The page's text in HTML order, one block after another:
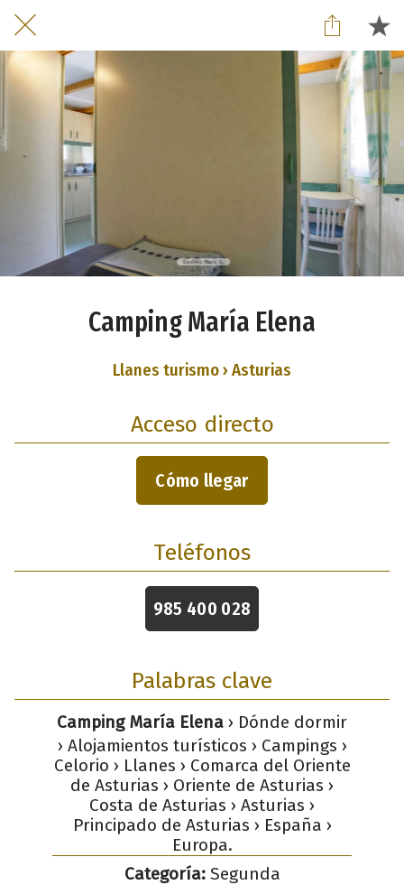
Camping María Elena
Llanes turismo › Asturias
Acceso directo
Cómo llegar
Teléfonos
985 400 028
Palabras clave
Camping María Elena › Dónde dormir
› Alojamientos turísticos › Campings ›
Celorio › Llanes › Comarca del Oriente
de Asturias › Oriente de Asturias ›
Costa de Asturias › Asturias ›
Principado de Asturias › España ›
Europa.
Categoría:Segunda